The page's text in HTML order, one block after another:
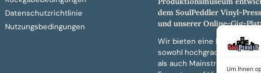
Um Ihnen
Datenschutzrichtlinie
Nutzungsbedingungen
dem SoulPeddler Vinyl-
und unserer Online-Gig-
Wir bieten eine breite
sowohl hochgradig
als auch Mainstream-Titeln